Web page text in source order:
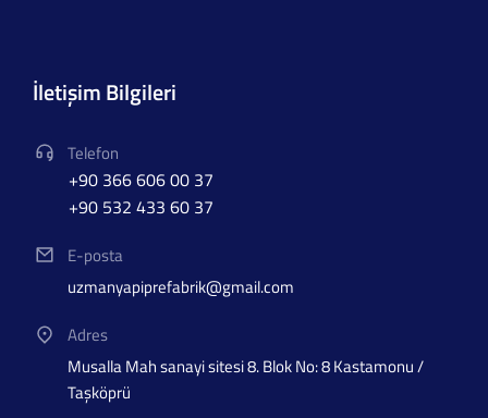
İletişim Bilgileri
Telefon
+90 366 606 00 37
+90 532 433 60 37
E-posta
uzmanyapiprefabrik@gmail.com
Adres
Musalla Mah sanayi sitesi 8. Blok No: 8 Kastamonu /
Taşköprü